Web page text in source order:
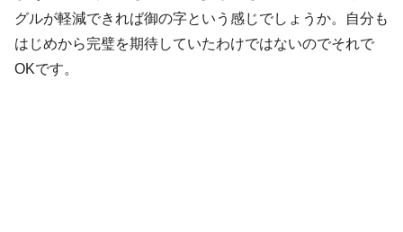
グルが軽減できれば御の字という感じでしょうか。自分も
はじめから完璧を期待していたわけではないのでそれで
OKです。